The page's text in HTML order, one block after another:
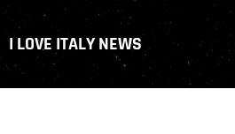
I LOVE ITALY NEWS